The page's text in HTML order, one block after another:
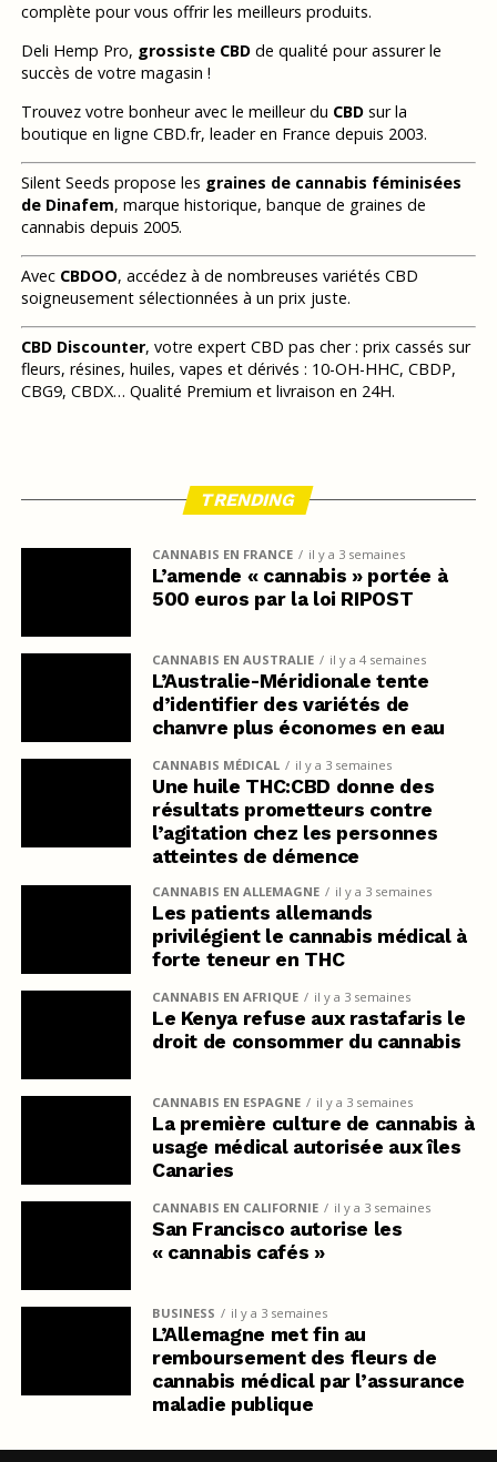
complète pour vous offrir les meilleurs produits.
Deli Hemp Pro, grossiste CBDde qualité pour assurer le
succès de votre magasin !
Trouvez votre bonheur avec le meilleur du CBDsur la
boutique en ligne CBD.fr, leader en France depuis 2003.
Silent Seeds propose les graines de cannabis féminisées
de Dinafem, marque historique, banque de graines de
cannabis depuis 2005.
Avec CBDOO, accédez à de nombreuses variétés CBD
soigneusement sélectionnées à un prix juste.
CBD Discounter, votre expert CBD pas cher : prix cassés sur
fleurs, résines, huiles, vapes et dérivés : 10-OH-HHC, CBDP,
CBG9, CBDX… Qualité Premium et livraison en 24H.
TRENDING
CANNABIS EN FRANCE il y a 3 semaines
L’amende « cannabis » portée à
500 euros par la loi RIPOST
CANNABIS EN AUSTRALIE il y a 4 semaines
L’Australie-Méridionale tente
d’identifier des variétés de
chanvre plus économes en eau
CANNABIS MÉDICAL il y a 3 semaines
Une huile THC:CBD donne des
résultats prometteurs contre
l’agitation chez les personnes
atteintes de démence
CANNABIS EN ALLEMAGNE il y a 3 semaines
Les patients allemands
privilégient le cannabis médical à
forte teneur en THC
CANNABIS EN AFRIQUE il y a 3 semaines
Le Kenya refuse aux rastafaris le
droit de consommer du cannabis
CANNABIS EN ESPAGNE il y a 3 semaines
La première culture de cannabis à
usage médical autorisée aux îles
Canaries
CANNABIS EN CALIFORNIE il y a 3 semaines
San Francisco autorise les
« cannabis cafés »
BUSINESS il y a 3 semaines
L’Allemagne met fin au
remboursement des fleurs de
cannabis médical par l’assurance
maladie publique